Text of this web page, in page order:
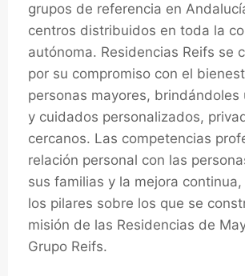
grupos de referencia en
centros distribuidos en toda la
autónoma. Residencias Reifs se
por su compromiso con el
personas mayores, brindándoles
y cuidados personalizados,
cercanos. Las competencias
relación personal con las
sus familias y la mejora
los pilares sobre los que se
misión de las Residencias de
Grupo Reifs.